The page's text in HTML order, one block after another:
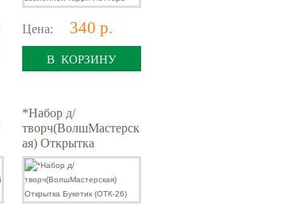
Цена: 340 р.
В КОРЗИНУ
*Набор д/
творч(ВолшМастерск
ая) Открытка
Букетик (ОТК-26)